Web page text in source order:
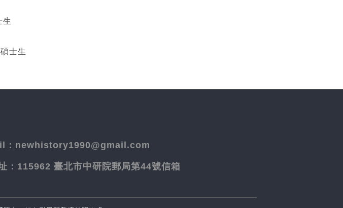
士生
：newhistory1990@gmail.com
： 115962 臺北市中研院郵局第44號信箱